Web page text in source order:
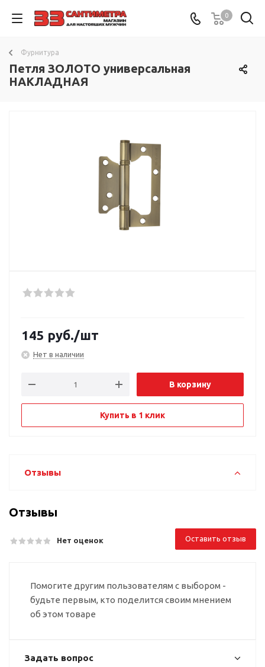
0
Фурнитура
Петля ЗОЛОТО универсальная
НАКЛАДНАЯ
145 руб./шт
Нет в наличии
В корзину
Купить в 1 клик
Отзывы
Отзывы
Нет оценок Оставить отзыв
Помогите другим пользователям с выбором -
будьте первым, кто поделится своим мнением
об этом товаре
Задать вопрос